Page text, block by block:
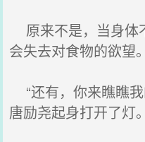
原来不是，当身体
会失去对食物的欲望。
“还有，你来瞧瞧
唐励尧起身打开了灯。